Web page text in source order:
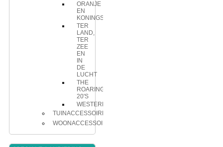
ORANJE
EN
KONINGSDAG
TER
LAND,
TER
ZEE
EN
IN
DE
LUCHT
THE
ROARING
20'S
WESTERN
TUINACCESSOIRES
WOONACCESSOIRES